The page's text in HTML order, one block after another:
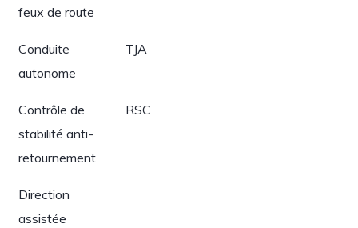
feux de route
Conduite
autonome
TJA
Contrôle de
stabilité anti-
retournement
RSC
Direction
assistée